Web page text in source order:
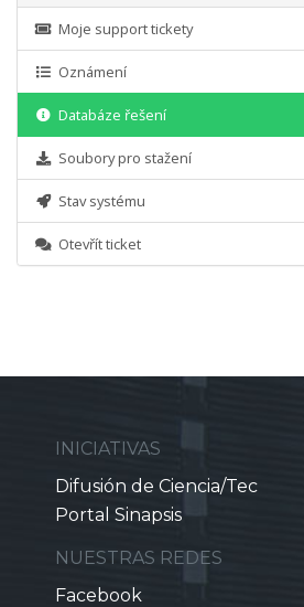
Moje support tickety
Oznámení
Databáze řešení
Soubory pro stažení
Stav systému
Otevřít ticket
INICIATIVAS
Difusión de Ciencia/Tec
Portal Sinapsis
NUESTRAS REDES
Facebook